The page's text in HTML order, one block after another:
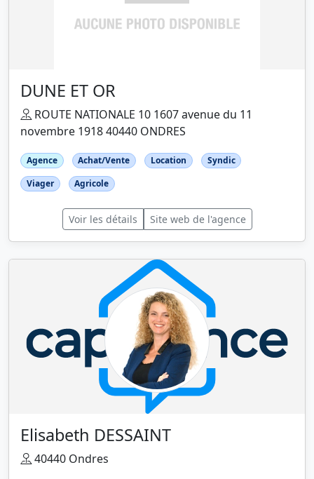
DUNE ET OR
ROUTE NATIONALE 10 1607 avenue du 11
novembre 1918 40440 ONDRES
Agence Achat/Vente Location
Syndic
Viager
Agricole
Voir les détails Site web de l'agence
Elisabeth DESSAINT
40440 Ondres